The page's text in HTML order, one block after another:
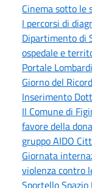
Cinema sotto le
I percorsi di
Dipartimento di
ospedale e
Portale
Giorno del
Inserimento
Il Comune di
favore della
gruppo AIDO
Giornata
violenza contro
Sportello Spazio